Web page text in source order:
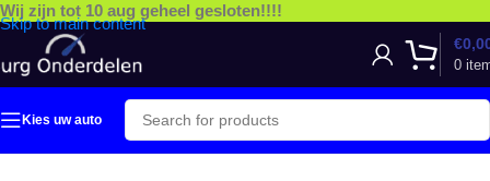
Skip to main content
Wij zijn tot 10 aug geheel gesloten!!!!
0
€
Kies uw auto